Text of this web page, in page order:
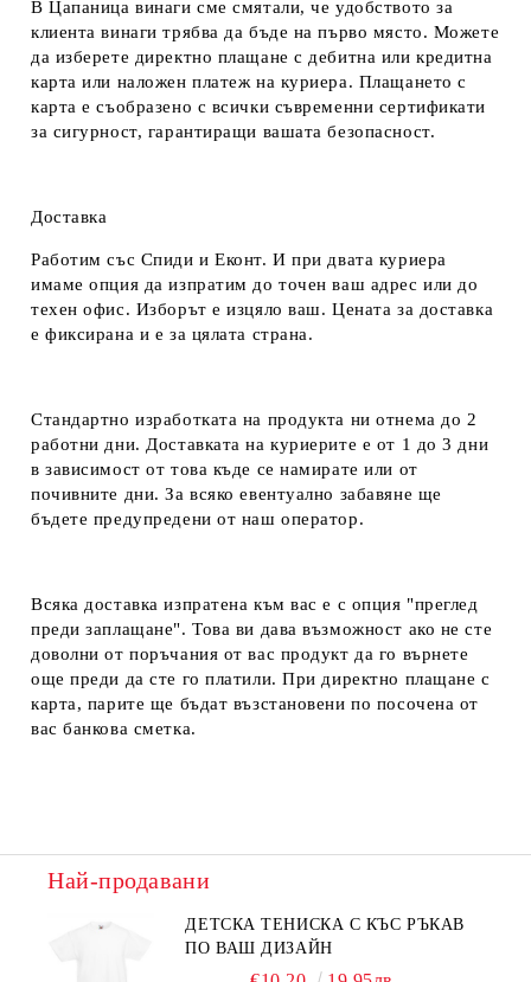
В Цапаница винаги сме смятали, че удобството за
клиента винаги трябва да бъде на първо място. Можете
да изберете директно плащане с дебитна или кредитна
карта или наложен платеж на куриера. Плащането с
карта е съобразено с всички съвременни сертификати
за сигурност, гарантиращи вашата безопасност.
Доставка
Работим със Спиди и Еконт. И при двата куриера
имаме опция да изпратим до точен ваш адрес или до
техен офис. Изборът е изцяло ваш. Цената за доставка
е фиксирана и е за цялата страна.
Стандартно изработката на продукта ни отнема до 2
работни дни. Доставката на куриерите е от 1 до 3 дни
в зависимост от това къде се намирате или от
почивните дни. За всяко евентуално забавяне ще
бъдете предупредени от наш оператор.
Всяка доставка изпратена към вас е с опция "преглед
преди заплащане". Това ви дава възможност ако не сте
доволни от поръчания от вас продукт да го върнете
още преди да сте го платили. При директно плащане с
карта, парите ще бъдат възстановени по посочена от
вас банкова сметка.
Най-продавани
ДЕТСКА ТЕНИСКА С КЪС РЪКАВ
ПО ВАШ ДИЗАЙН